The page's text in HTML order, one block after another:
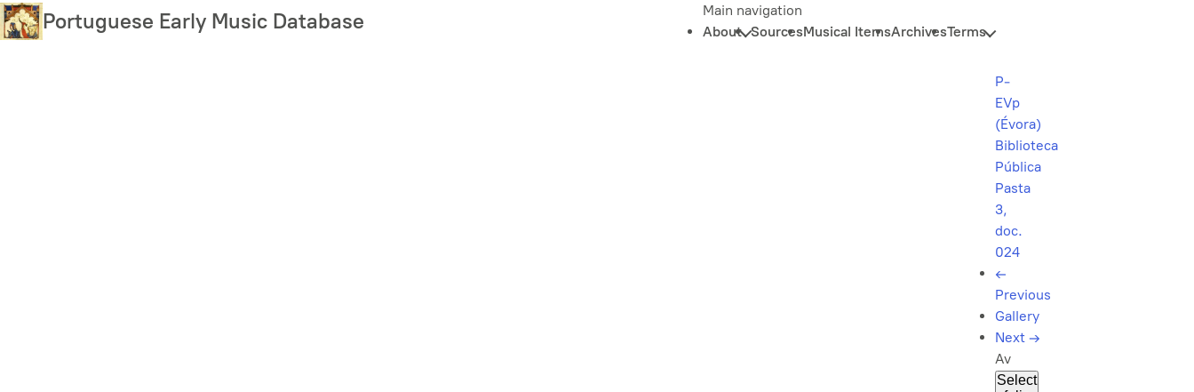
Skip
to
Portuguese Early Music Database
Main navigation
About SourcesMusical ItemsArchivesTerms
P-
EVp
(Évora)
Biblioteca
Pública
Pasta
3,
doc.
024
←
Previous
Gallery
Next →
Av
Select